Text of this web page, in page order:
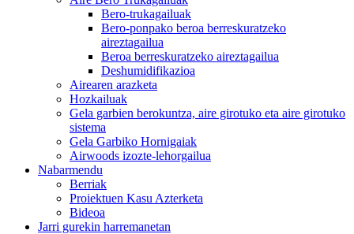
Bero-trukagailuak
Bero-ponpako beroa berreskuratzeko
aireztagailua
Beroa berreskuratzeko aireztagailua
Deshumidifikazioa
Airearen arazketa
Hozkailuak
Gela garbien berokuntza, aire girotuko eta aire girotuko
sistema
Gela Garbiko Hornigaiak
Airwoods izozte-lehorgailua
Nabarmendu
Berriak
Proiektuen Kasu Azterketa
Bideoa
Jarri gurekin harremanetan